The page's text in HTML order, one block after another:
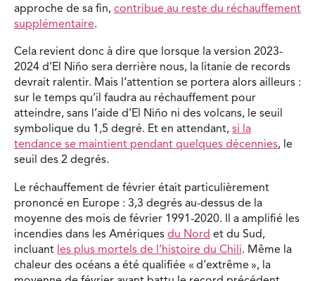
approche de sa fin, contribue au reste du réchauffement
supplémentaire.
Cela revient donc à dire que lorsque la version 2023-
2024 d’El Niño sera derrière nous, la litanie de records
devrait ralentir. Mais l’attention se portera alors ailleurs :
sur le temps qu’il faudra au réchauffement pour
atteindre, sans l’aide d’El Niño ni des volcans, le seuil
symbolique du 1,5 degré. Et en attendant, si la
tendance se maintient pendant quelques décennies, le
seuil des 2 degrés.
Le réchauffement de février était particulièrement
prononcé en Europe : 3,3 degrés au-dessus de la
moyenne des mois de février 1991-2020. Il a amplifié les
incendies dans les Amériques du Nord et du Sud,
incluant les plus mortels de l’histoire du Chili. Même la
chaleur des océans a été qualifiée « d’extrême », la